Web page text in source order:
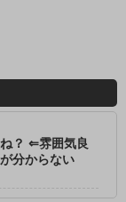
？ ⇐雰囲気良
分からない